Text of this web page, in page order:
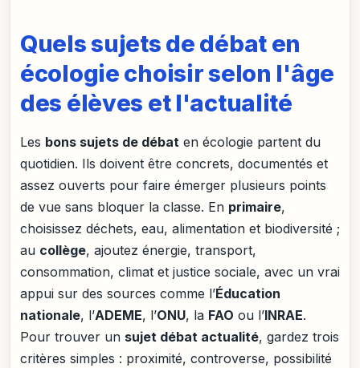
Quels sujets de débat en
écologie choisir selon l'âge
des élèves et l'actualité
Les bons sujets de débat en écologie partent du
quotidien. Ils doivent être concrets, documentés et
assez ouverts pour faire émerger plusieurs points
de vue sans bloquer la classe. En primaire,
choisissez déchets, eau, alimentation et biodiversité ;
au collège, ajoutez énergie, transport,
consommation, climat et justice sociale, avec un vrai
appui sur des sources comme l’Éducation
nationale, l’ADEME, l’ONU, la FAO ou l’INRAE.
Pour trouver un sujet débat actualité, gardez trois
critères simples : proximité, controverse, possibilité